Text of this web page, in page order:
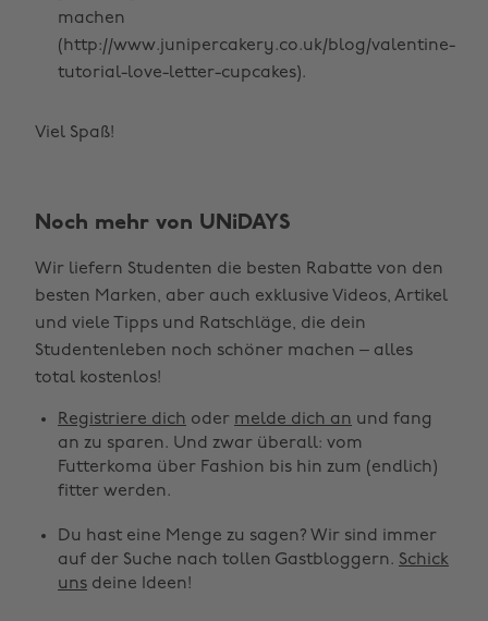
machen
(http://www.junipercakery.co.uk/blog/valentine-
tutorial-love-letter-cupcakes).
Viel Spaß!
Noch mehr von UNiDAYS
Wir liefern Studenten die besten Rabatte von den
besten Marken, aber auch exklusive Videos, Artikel
und viele Tipps und Ratschläge, die dein
Studentenleben noch schöner machen – alles
total kostenlos!
Registriere dich oder melde dich an und fang
an zu sparen. Und zwar überall: vom
Futterkoma über Fashion bis hin zum (endlich)
fitter werden.
Du hast eine Menge zu sagen? Wir sind immer
auf der Suche nach tollen Gastbloggern. Schick
uns deine Ideen!
Region ändern
Australia
Belgique
Canada
Danmark
Nederland
New Zealand
Österreich